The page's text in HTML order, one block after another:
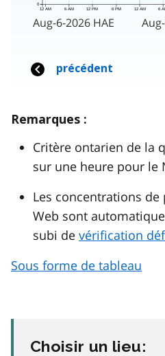
Remarques :
Critère ontarien de la
sur une heure pour le
Les concentrations
Web sont
subi de vérification
Sous forme de tableau
Choisir un lieu: